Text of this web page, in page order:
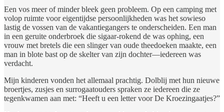
Een vos meer of minder bleek geen probleem. Op een camping met
volop ruimte voor eigentijdse persoonlijkheden was het sowieso
lastig de vossen van de vakantiegangers te onderscheiden. Een man
in een geruite onderbroek die sigaar-rokend de was ophing, een
vrouw met bretels die een slinger van oude theedoeken maakte, een
man in blote bast op de skelter van zijn dochter—iedereen was
verdacht.
Mijn kinderen vonden het allemaal prachtig. Dolblij met hun nieuwe
broertjes, zusjes en surrogaatouders spraken ze iedereen die ze
tegenkwamen aan met: “Heeft u een letter voor De Kroezingaatjes?”